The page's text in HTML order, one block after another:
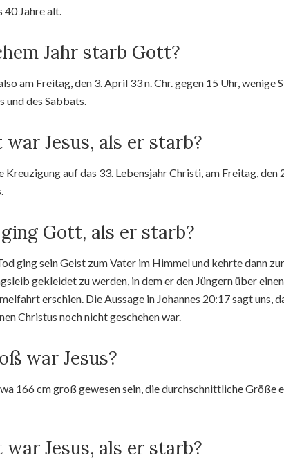
40 Jahre alt.
Jahr starb Gott?
am Freitag, den 3. April 33 n. Chr. gegen 15 Uhr, wenige
und des Sabbats.
Jesus, als er starb?
Kreuzigung auf das 33. Lebensjahr Christi, am Freitag, den
Gott, als er starb?
ging sein Geist zum Vater im Himmel und kehrte dann
gekleidet zu werden, in dem er den Jüngern über
erschien. Die Aussage in Johannes 20:17 sagt uns,
Christus noch nicht geschehen war.
war Jesus?
166 cm groß gewesen sein, die durchschnittliche Größe
Jesus, als er starb?